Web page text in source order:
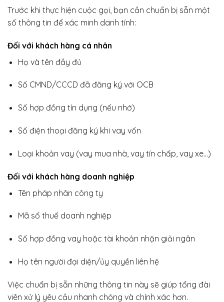
Trước khi thực hiện cuộc gọi, bạn cần chuẩn bị sẵn một
số thông tin để xác minh danh tính:
Đối với khách hàng cá nhân
Họ và tên đầy đủ
Số CMND/CCCD đã đăng ký với OCB
Số hợp đồng tín dụng (nếu nhớ)
Số điện thoại đăng ký khi vay vốn
Loại khoản vay (vay mua nhà, vay tín chấp, vay xe…)
Đối với khách hàng doanh nghiệp
Tên pháp nhân công ty
Mã số thuế doanh nghiệp
Số hợp đồng vay hoặc tài khoản nhận giải ngân
Họ tên người đại diện/ủy quyền liên hệ
Việc chuẩn bị sẵn những thông tin này sẽ giúp tổng đài
viên xử lý yêu cầu nhanh chóng và chính xác hơn.